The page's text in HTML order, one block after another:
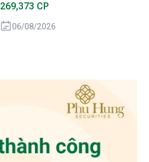
269,373 CP
06/08/2026